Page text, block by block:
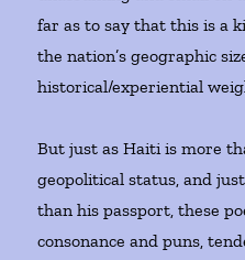
far as to say that this is a
the nation’s geographic
historical/experiential
But just as Haiti is more
geopolitical status, and
than his passport, these
consonance and puns,